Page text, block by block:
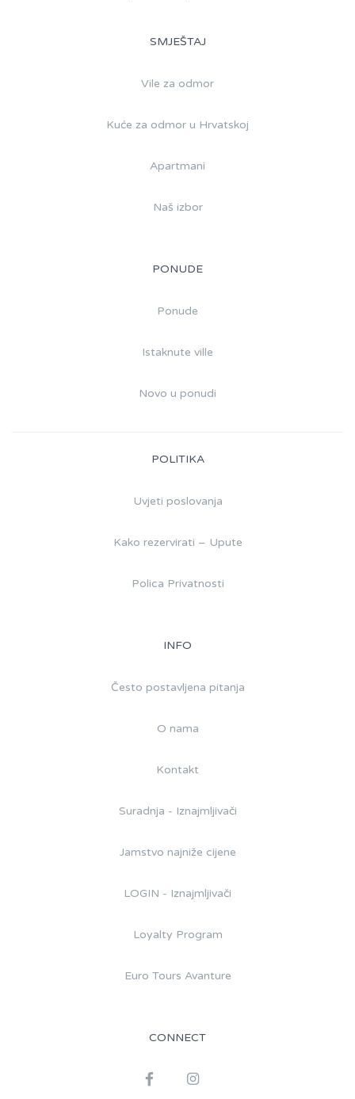
SMJEŠTAJ
Vile za odmor
Kuće za odmor u Hrvatskoj
Apartmani
Naš izbor
PONUDE
Ponude
Istaknute ville
Novo u ponudi
POLITIKA
Uvjeti poslovanja
Kako rezervirati – Upute
Polica Privatnosti
INFO
Često postavljena pitanja
O nama
Kontakt
Suradnja - Iznajmljivači
Jamstvo najniže cijene
LOGIN - Iznajmljivači
Loyalty Program
Euro Tours Avanture
CONNECT